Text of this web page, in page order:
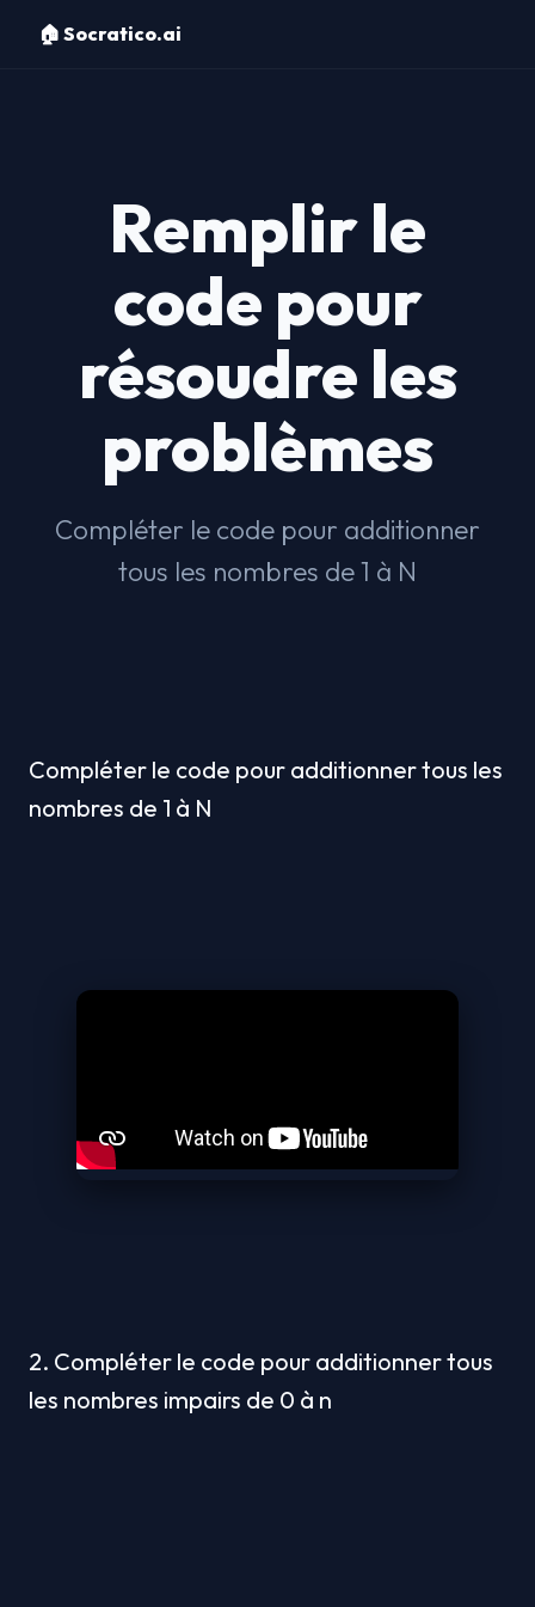
🏠 Socratico.ai
Remplir le
code pour
résoudre les
problèmes
Compléter le code pour additionner
tous les nombres de 1 à N
Compléter le code pour additionner tous les
nombres de 1 à N
2. Compléter le code pour additionner tous
les nombres impairs de 0 à n